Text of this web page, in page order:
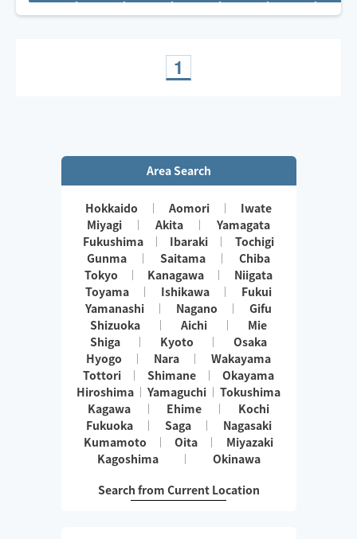
1
Area Search
Hokkaido Aomori
Iwate
Miyagi
Akita
Yamagata
Fukushima
Ibaraki
Tochigi
Gunma
Saitama
Chiba
Tokyo
Kanagawa
Niigata
Toyama
Ishikawa
Fukui
Yamanashi
Nagano
Gifu
Shizuoka
Aichi
Mie
Shiga
Kyoto
Osaka
Hyogo
Nara
Wakayama
Tottori
Shimane
Okayama
Hiroshima
Yamaguchi
Tokushima
Kagawa
Ehime
Kochi
Fukuoka
Saga
Nagasaki
Kumamoto
Oita
Miyazaki
Kagoshima
Okinawa
Search from Current Location